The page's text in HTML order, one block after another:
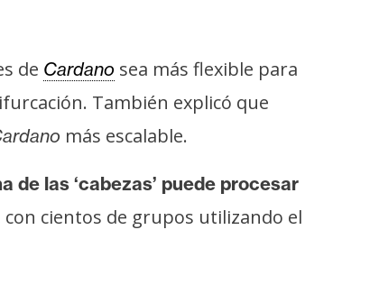
de Cardano sea más flexible para
También explicó que
más escalable.
de las ‘cabezas’ puede procesar
con cientos de grupos utilizando el